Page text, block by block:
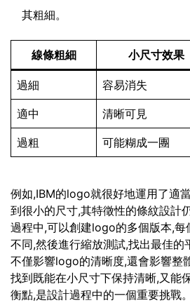
其粗細。
線條粗細 小尺寸效果
過細 容易消失
適中 清晰可見
過粗 可能糊成一團
例如,IBM的logo就很好地運用了適
到很小的尺寸,其特徵性的條紋設計
過程中,可以創建logo的多個版本,每
不同,然後進行縮放測試,找出最佳的
不僅影響logo的清晰度,還會影響整
找到既能在小尺寸下保持清晰,又能
衡點,是設計過程中的一個重要挑戰。